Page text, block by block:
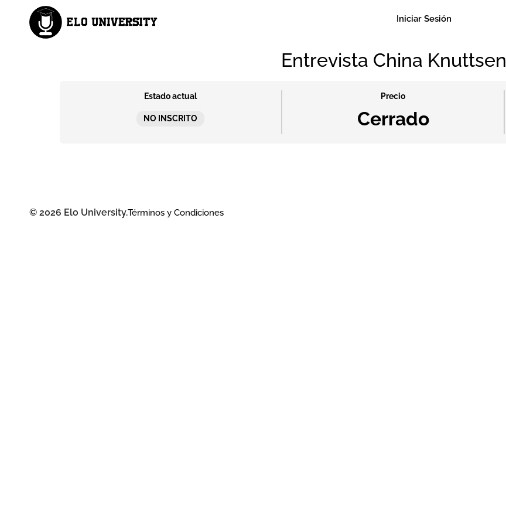
Iniciar Sesión
Entrevista China Knuttsen
Estado actual
NO INSCRITO
Precio
Cerrado
© 2026 Elo University.Términos y Condiciones